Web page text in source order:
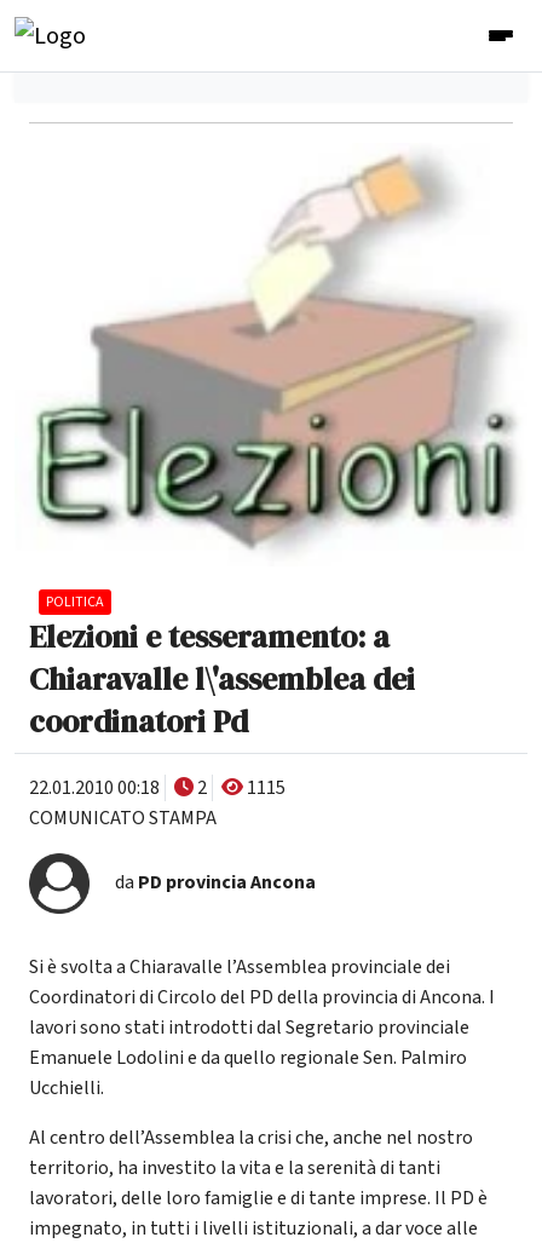
POLITICA
Elezioni e tesseramento: a
Chiaravalle l\'assemblea dei
coordinatori Pd
22.01.2010 00:18 2
1115
COMUNICATO STAMPA
da PD provincia Ancona
Si è svolta a Chiaravalle l’Assemblea provinciale dei
Coordinatori di Circolo del PD della provincia di Ancona. I
lavori sono stati introdotti dal Segretario provinciale
Emanuele Lodolini e da quello regionale Sen. Palmiro
Ucchielli.
Al centro dell’Assemblea la crisi che, anche nel nostro
territorio, ha investito la vita e la serenità di tanti
lavoratori, delle loro famiglie e di tante imprese. Il PD è
impegnato, in tutti i livelli istituzionali, a dar voce alle